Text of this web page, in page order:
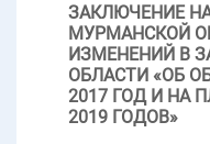
ЗАКЛЮЧЕНИЕ
МУРМАНСКОЙ
ИЗМЕНЕНИЙ В
ОБЛАСТИ «ОБ
2017 ГОД И НА
2019 ГОДОВ»